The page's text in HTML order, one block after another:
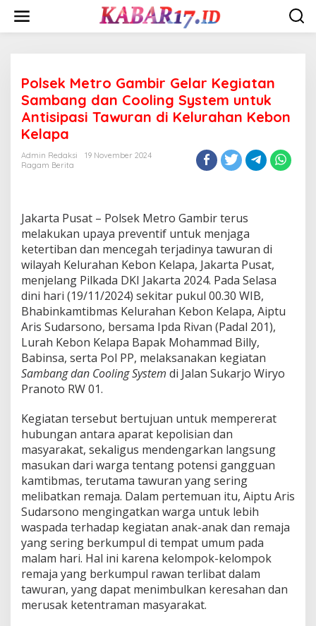
content
Polsek Metro Gambir Gelar Kegiatan
Sambang dan Cooling System untuk
Antisipasi Tawuran di Kelurahan Kebon
Kelapa
Admin Redaksi
19 November 2024
Ragam Berita
Jakarta Pusat – Polsek Metro Gambir terus
melakukan upaya preventif untuk menjaga
ketertiban dan mencegah terjadinya tawuran di
wilayah Kelurahan Kebon Kelapa, Jakarta Pusat,
menjelang Pilkada DKI Jakarta 2024. Pada Selasa
dini hari (19/11/2024) sekitar pukul 00.30 WIB,
Bhabinkamtibmas Kelurahan Kebon Kelapa, Aiptu
Aris Sudarsono, bersama Ipda Rivan (Padal 201),
Lurah Kebon Kelapa Bapak Mohammad Billy,
Babinsa, serta Pol PP, melaksanakan kegiatan
Sambang dan Cooling System di Jalan Sukarjo Wiryo
Pranoto RW 01.
Kegiatan tersebut bertujuan untuk mempererat
hubungan antara aparat kepolisian dan
masyarakat, sekaligus mendengarkan langsung
masukan dari warga tentang potensi gangguan
kamtibmas, terutama tawuran yang sering
melibatkan remaja. Dalam pertemuan itu, Aiptu Aris
Sudarsono mengingatkan warga untuk lebih
waspada terhadap kegiatan anak-anak dan remaja
yang sering berkumpul di tempat umum pada
malam hari. Hal ini karena kelompok-kelompok
remaja yang berkumpul rawan terlibat dalam
tawuran, yang dapat menimbulkan keresahan dan
merusak ketentraman masyarakat.